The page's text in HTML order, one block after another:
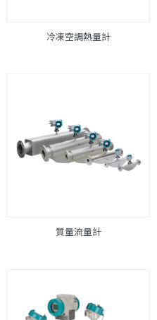
冷凍空調熱量計
質量流量計